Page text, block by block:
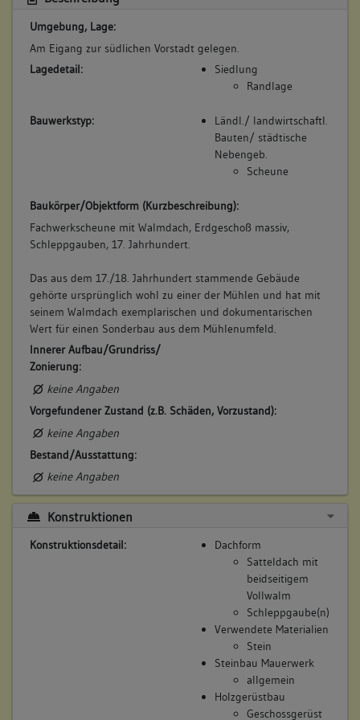
Bemerkung Familie:
Sohn des Georg Conrad Fackler
Bemerkung Besitz:
Beschreibung:
Betroffene Gebäudeteile:
keine
6. Besitzer:in:
(1799 - 1826)
Siegle, Matthäus
Bemerkung Familie:
Ehenachfolger von Christph Frirdrich Fackler
Bemerkung Besitz:
Beschreibung:
Beruf / Amt / Titel:
keiner
Betroffene Gebäudeteile:
keine
7. Besitzer:in:
Fackler, Friedrich
Umgebung, Lage:
Am Eigang zur südlichen Vorstadt gelegen.
Lagedetail:
Siedlung
Randlage
Bauwerkstyp:
Ländl./ landwirtschaftl.
Bauten/ städtische
Nebengeb.
Scheune
Baukörper/Objektform (Kurzbeschreibung):
Fachwerkscheune mit Walmdach, Erdgeschoß massiv,
Schleppgauben, 17. Jahrhundert.
Das aus dem 17./18. Jahrhundert stammende Gebäude
gehörte ursprünglich wohl zu einer der Mühlen und hat mit
seinem Walmdach exemplarischen und dokumentarischen
Wert für einen Sonderbau aus dem Mühlenumfeld.
Innerer Aufbau/Grundriss/
Zonierung:
keine Angaben
Vorgefundener Zustand (z.B. Schäden, Vorzustand):
keine Angaben
Bestand/Ausstattung:
keine Angaben
Konstruktionen
Konstruktionsdetail:
Dachform
Satteldach mit
beidseitigem
Vollwalm
Schleppgaube(n)
Verwendete Materialien
Stein
Steinbau Mauerwerk
allgemein
Holzgerüstbau
Geschossgerüst